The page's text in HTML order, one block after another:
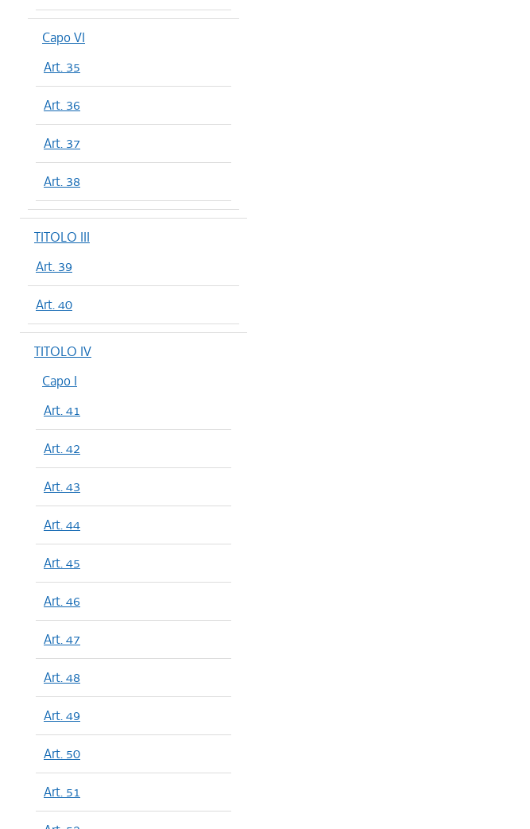
Capo VI
Art. 35
Art. 36
Art. 37
Art. 38
TITOLO III
Art. 39
Art. 40
TITOLO IV
Capo I
Art. 41
Art. 42
Art. 43
Art. 44
Art. 45
Art. 46
Art. 47
Art. 48
Art. 49
Art. 50
Art. 51